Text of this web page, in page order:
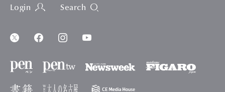
Login Search